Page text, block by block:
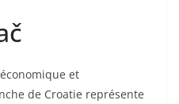
et
de Croatie représente